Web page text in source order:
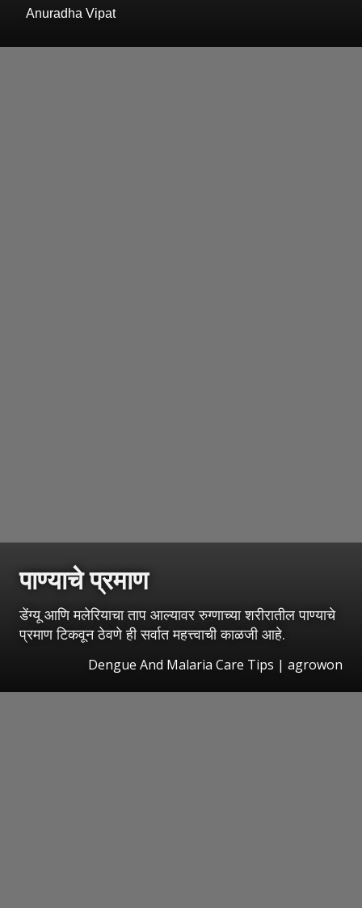
Anuradha Vipat
पाण्याचे प्रमाण
डेंग्यू आणि मलेरियाचा ताप आल्यावर रुग्णाच्या शरीरातील पाण्याचे
प्रमाण टिकवून ठेवणे ही सर्वात महत्त्वाची काळजी आहे.
Dengue And Malaria Care Tips | agrowon